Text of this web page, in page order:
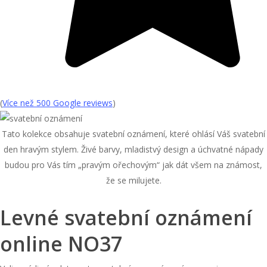
(Více než 500 Google reviews)
Tato kolekce obsahuje svatební oznámení, které ohlásí Váš svatební
den hravým stylem. Živé barvy, mladistvý design a úchvatné nápady
budou pro Vás tím „pravým ořechovým“ jak dát všem na známost,
že se milujete.
Levné svatební oznámení
online NO37